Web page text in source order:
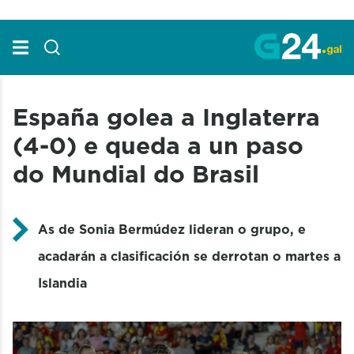
España golea a Inglaterra
(4-0) e queda a un paso
do Mundial do Brasil
As de Sonia Bermúdez lideran o grupo, e
acadarán a clasificación se derrotan o martes a
Islandia